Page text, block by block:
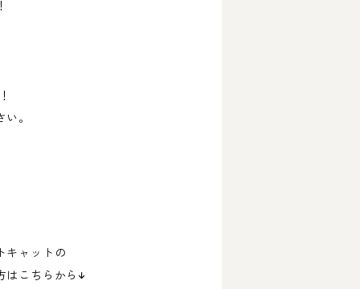
。
キャットの
はこちらから↓